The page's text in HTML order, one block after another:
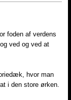
foden af verdens
ved og ved at
hvor man
i den store ørken.